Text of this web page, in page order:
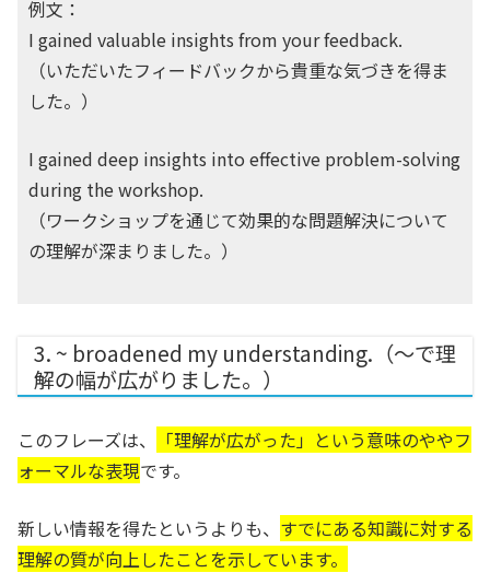
例文：
I gained valuable insights from your feedback.
（いただいたフィードバックから貴重な気づきを得ま
した。）
I gained deep insights into effective problem-solving
during the workshop.
（ワークショップを通じて効果的な問題解決について
の理解が深まりました。）
3. ~ broadened my understanding.（～で理
解の幅が広がりました。）
このフレーズは、
「理解が広がった」という意味のややフ
ォーマルな表現です。
新しい情報を得たというよりも、 すでにある知識に対する
理解の質が向上したことを示しています。